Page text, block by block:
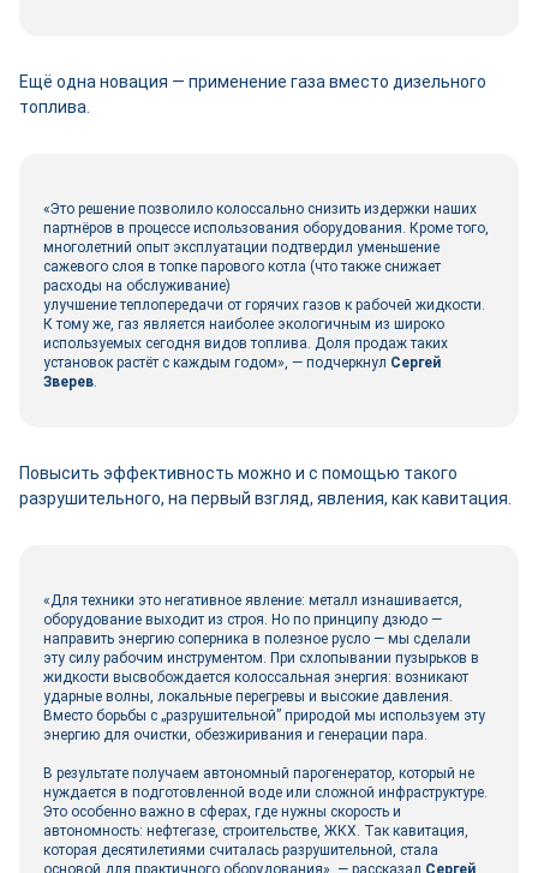
Ещё одна новация ― применение газа вместо дизельного
топлива.
«Это решение позволило колоссально снизить издержки наших
партнёров в процессе использования оборудования. Кроме того,
многолетний опыт эксплуатации подтвердил уменьшение
сажевого слоя в топке парового котла (что также снижает
расходы на обслуживание)
улучшение теплопередачи от горячих газов к рабочей жидкости.
К тому же, газ является наиболее экологичным из широко
используемых сегодня видов топлива. Доля продаж таких
установок растёт с каждым годом», ― подчеркнул Сергей
Зверев.
Повысить эффективность можно и с помощью такого
разрушительного, на первый взгляд, явления, как кавитация.
«Для техники это негативное явление: металл изнашивается,
оборудование выходит из строя. Но по принципу дзюдо —
направить энергию соперника в полезное русло — мы сделали
эту силу рабочим инструментом. При схлопывании пузырьков в
жидкости высвобождается колоссальная энергия: возникают
ударные волны, локальные перегревы и высокие давления.
Вместо борьбы с „разрушительной” природой мы используем эту
энергию для очистки, обезжиривания и генерации пара.
В результате получаем автономный парогенератор, который не
нуждается в подготовленной воде или сложной инфраструктуре.
Это особенно важно в сферах, где нужны скорость и
автономность: нефтегазе, строительстве, ЖКХ. Так кавитация,
которая десятилетиями считалась разрушительной, стала
основой для практичного оборудования», ― рассказал Сергей